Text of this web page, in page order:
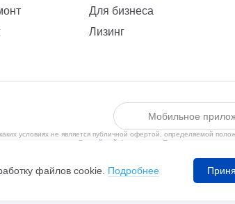
Для бизнеса
Лизинг
Мобильное
условиях не является публичной офертой, определяемой
законодательством Российской Федерации. Предлагаемые
Федерации, не ведется. С политикой конфиденциальности
99-26, ОГРН 1051614160620, ИНН 1650131524
файлов cookie. Подробнее